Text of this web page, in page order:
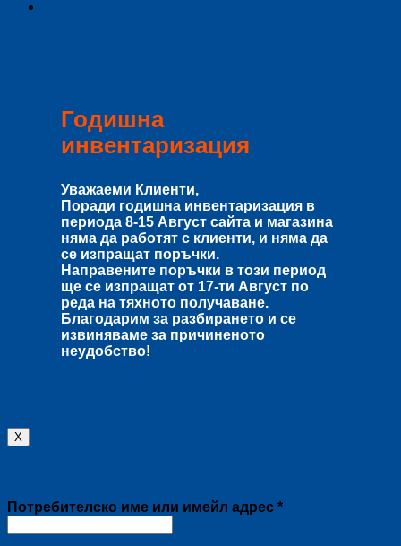
Годишна
инвентаризация
Уважаеми Клиенти,
Поради годишна инвентаризация в
периода 8-15 Август сайта и магазина
няма да работят с клиенти, и няма да
се изпращат поръчки.
Направените поръчки в този период
ще се изпращат от 17-ти Август по
реда на тяхното получаване.
Благодарим за разбирането и се
извиняваме за причиненото
неудобство!
X
Потребителско име или имейл адрес *Задължително